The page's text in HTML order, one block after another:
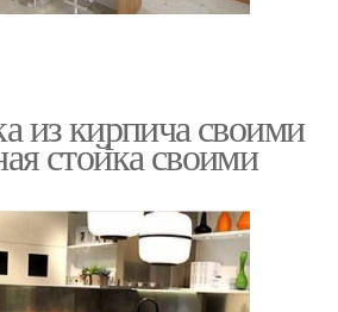
из кирпича своими
стойка своими